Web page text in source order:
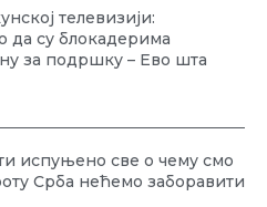
телевизији:
су блокадерима
за подршку – Ево шта
испуњено све о чему смо
Срба нећемо заборавити